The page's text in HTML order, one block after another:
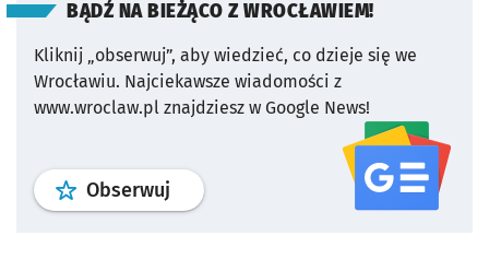
BĄDŹ NA BIEŻĄCO Z WROCŁAWIEM!
Kliknij „obserwuj”, aby wiedzieć, co dzieje się we
Wrocławiu. Najciekawsze wiadomości z
www.wroclaw.pl znajdziesz w Google News!
Obserwuj profil serwisu